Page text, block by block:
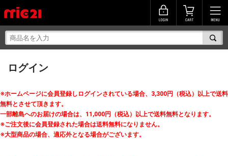
ログイン
※ホームページに会員登録しログインされている場合、3,300円（税込）以上で送料
無料とさせて頂きます。
一部離島へのお届けの場合は、11,000円（税込）以上で送料無料となります。
※ご注文後に会員登録された場合は送料無料になりません。
※大型商品の場合、適応外となる場合がございます。